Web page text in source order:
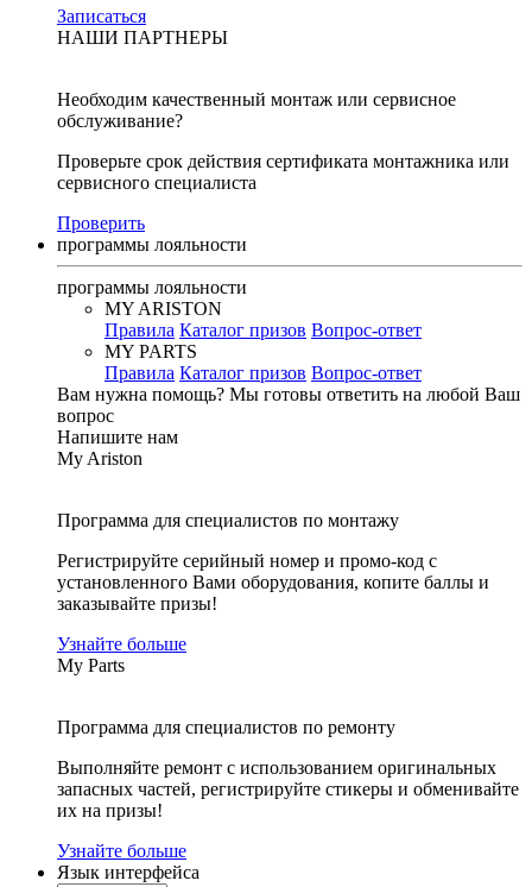
Записаться
НАШИ ПАРТНЕРЫ
Необходим качественный монтаж или сервисное
обслуживание?
Проверьте срок действия сертификата монтажника или
сервисного специалиста
Проверить
программы лояльности
программы лояльности
MY ARISTON
Правила Каталог призов Вопрос-ответ
MY PARTS
Правила Каталог призов Вопрос-ответ
Вам нужна помощь? Мы готовы ответить на любой Ваш
вопрос
Напишите нам
My Ariston
Программа для специалистов по монтажу
Регистрируйте серийный номер и промо-код с
установленного Вами оборудования, копите баллы и
заказывайте призы!
Узнайте больше
My Parts
Программа для специалистов по ремонту
Выполняйте ремонт с использованием оригинальных
запасных частей, регистрируйте стикеры и обменивайте
их на призы!
Узнайте больше
Язык интерфейса